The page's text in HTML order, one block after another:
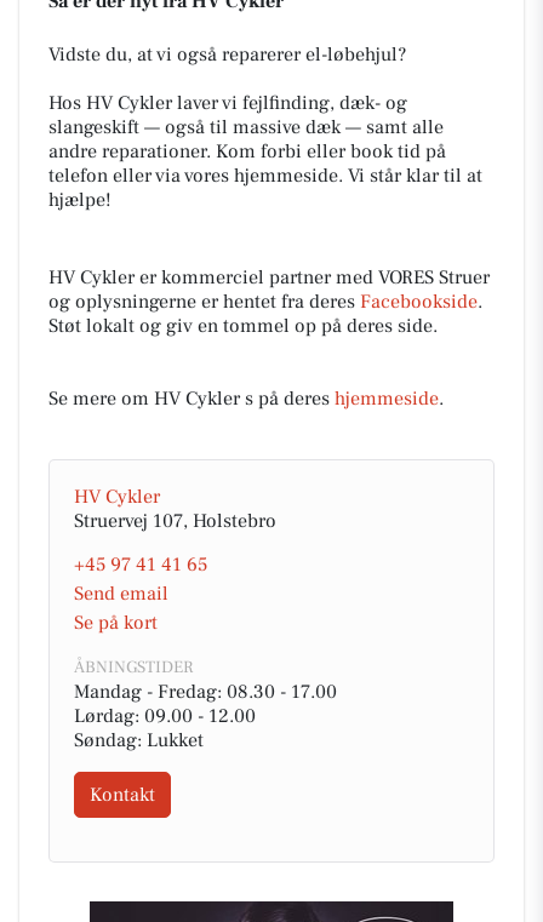
Vidste du, at vi også reparerer el-løbehjul?
Hos HV Cykler laver vi fejlfinding, dæk- og
slangeskift — også til massive dæk — samt alle
andre reparationer. Kom forbi eller book tid på
telefon eller via vores hjemmeside. Vi står klar til at
hjælpe!
HV Cykler er kommerciel partner med VORES Struer
og oplysningerne er hentet fra deres Facebookside.
Støt lokalt og giv en tommel op på deres side.
Se mere om HV Cykler s på deres hjemmeside.
HV Cykler
Struervej 107, Holstebro
+45 97 41 41 65
Send email
Se på kort
ÅBNINGSTIDER
Mandag - Fredag: 08.30 - 17.00
Lørdag: 09.00 - 12.00
Søndag: Lukket
Kontakt